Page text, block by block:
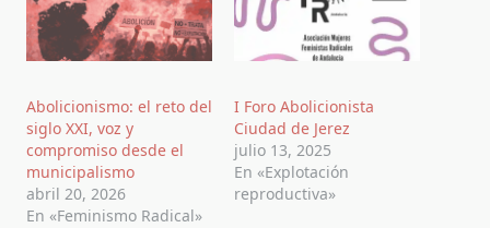
Abolicionismo: el reto del
siglo XXI, voz y
compromiso desde el
municipalismo
abril 20, 2026
En «Feminismo Radical»
I Foro Abolicionista
Ciudad de Jerez
julio 13, 2025
En «Explotación
reproductiva»